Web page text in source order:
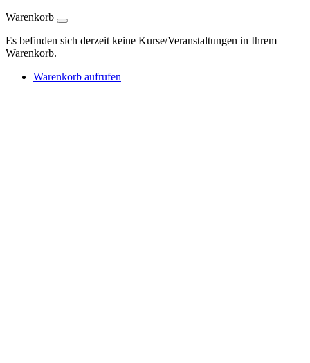
Warenkorb
Es befinden sich derzeit keine Kurse/Veranstaltungen in Ihrem
Warenkorb.
Warenkorb aufrufen